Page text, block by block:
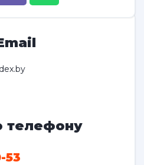
телефону
53